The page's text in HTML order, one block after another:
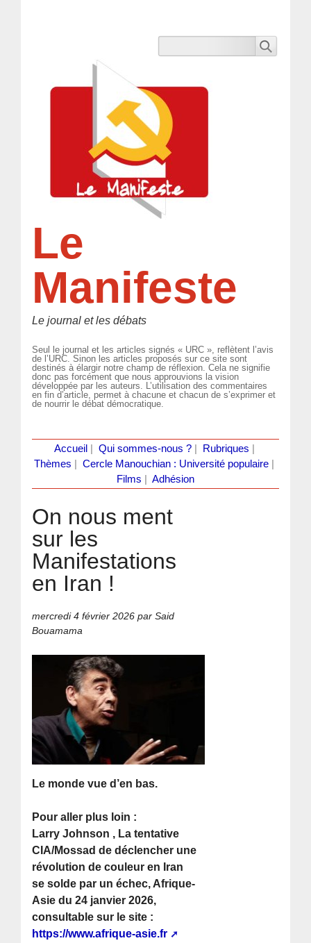
Le
Manifeste
Le journal et les débats
Seul le journal et les articles signés « URC », reflètent l’avis
de l’URC. Sinon les articles proposés sur ce site sont
destinés à élargir notre champ de réflexion. Cela ne signifie
donc pas forcément que nous approuvions la vision
développée par les auteurs. L’utilisation des commentaires
en fin d’article, permet à chacune et chacun de s’exprimer et
de nourrir le débat démocratique.
Accueil Qui sommes-nous ?| Rubriques
Thèmes
Cercle Manouchian : Université populaire
Films
Adhésion
On nous ment
sur les
Manifestations
en Iran !
mercredi 4 février 2026 par Said
Bouamama
Le monde vue d’en bas.
Pour aller plus loin :
Larry Johnson , La tentative
CIA/Mossad de déclencher une
révolution de couleur en Iran
se solde par un échec, Afrique-
Asie du 24 janvier 2026,
consultable sur le site :
https://www.afrique-asie.fr